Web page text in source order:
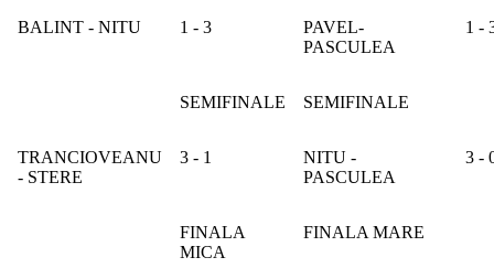
BALINT - NITU 1 - 3
PAVEL-
PASCULEA
1 -
SEMIFINALE SEMIFINALE
TRANCIOVEANU
- STERE
3 - 1
NITU -
PASCULEA
3 -
FINALA
MICA
FINALA MARE